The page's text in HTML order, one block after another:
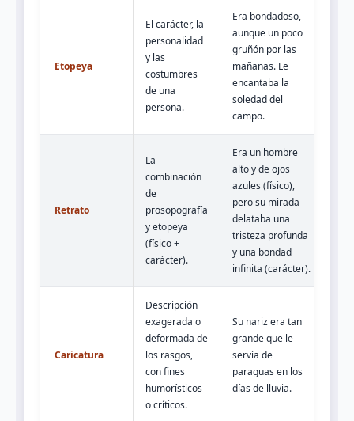
Etopeya
El carácter, la
personalidad
y las
costumbres
de una
persona.
Era bondadoso,
aunque un poco
gruñón por las
mañanas. Le
encantaba la
soledad del
campo.
Retrato
La
combinación
de
prosopografía
y etopeya
(físico +
carácter).
Era un hombre
alto y de ojos
azules (físico),
pero su mirada
delataba una
tristeza profunda
y una bondad
infinita (carácter).
Caricatura
Descripción
exagerada o
deformada de
los rasgos,
con fines
humorísticos
o críticos.
Su nariz era tan
grande que le
servía de
paraguas en los
días de lluvia.